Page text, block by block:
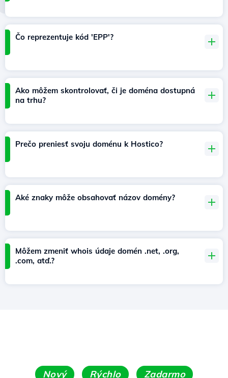
Čo reprezentuje kód 'EPP'?
Ako môžem skontrolovať, či je doména dostupná
na trhu?
Prečo preniesť svoju doménu k Hostico?
Aké znaky môže obsahovať názov domény?
Môžem zmeniť whois údaje domén .net, .org,
.com, atď.?
Nový Rýchlo Zadarmo